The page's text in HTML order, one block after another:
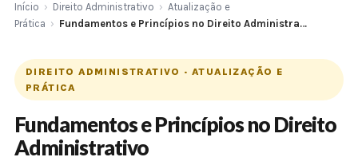
Início › Direito Administrativo › Atualização e
Prática › Fundamentos e Princípios no Direito Administra…
DIREITO ADMINISTRATIVO · ATUALIZAÇÃO E
PRÁTICA
Fundamentos e Princípios no Direito
Administrativo